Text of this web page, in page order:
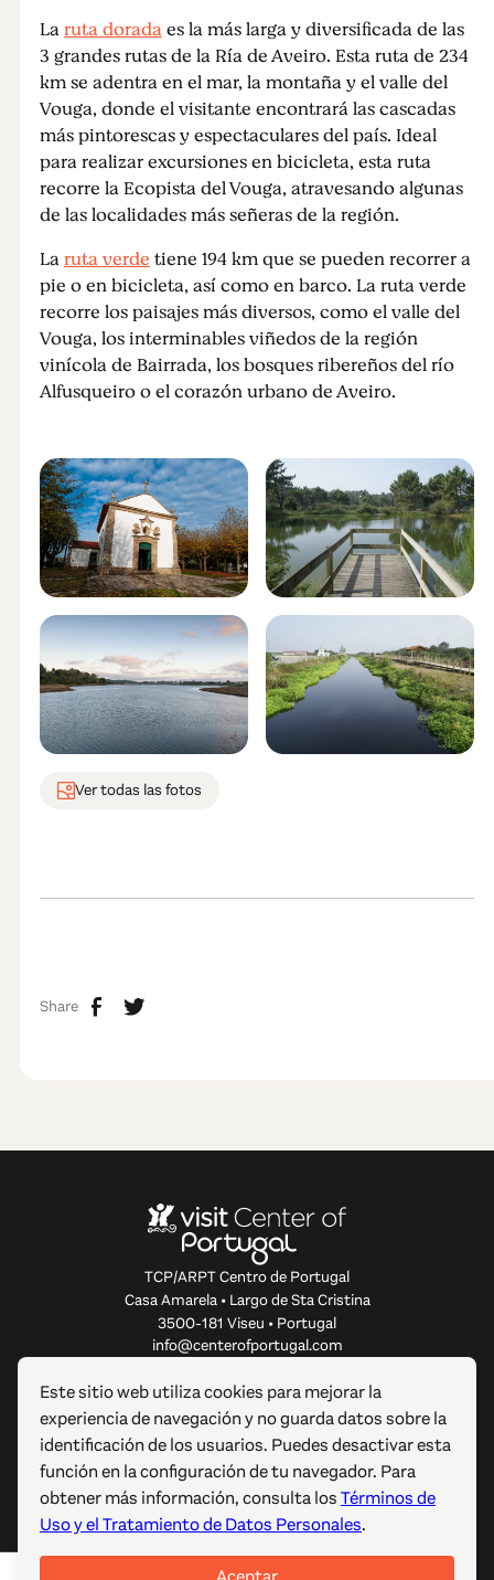
Laruta doradaes la más larga y diversificada de las
3 grandes rutas de la Ría de Aveiro. Esta ruta de 234
km se adentra en el mar, la montaña y el valle del
Vouga, donde el visitante encontrará las cascadas
más pintorescas y espectaculares del país. Ideal
para realizar excursiones en bicicleta, esta ruta
recorre la Ecopista del Vouga, atravesando algunas
de las localidades más señeras de la región.
Laruta verdetiene 194 km que se pueden recorrer a
pie o en bicicleta, así como en barco. La ruta verde
recorre los paisajes más diversos, como el valle del
Vouga, los interminables viñedos de la región
vinícola de Bairrada, los bosques ribereños del río
Alfusqueiro o el corazón urbano de Aveiro.
Ver todas las fotos
Share
TCP/ARPT Centro de Portugal
Casa Amarela • Largo de Sta Cristina
3500-181 Viseu • Portugal
info@centerofportugal.com
SOBRE ESTE SITIO WEB
ENLACES ÚTILES
SÍGUENOS
Este sitio web utiliza cookies para mejorar la
experiencia de navegación y no guarda datos sobre la
identificación de los usuarios. Puedes desactivar esta
función en la configuración de tu navegador. Para
obtener más información, consulta losTérminos de
Uso y el Tratamiento de Datos Personales.